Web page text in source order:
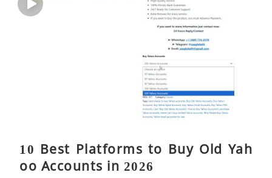
10 Best Platforms to Buy Old Yah
oo Accounts in 2026